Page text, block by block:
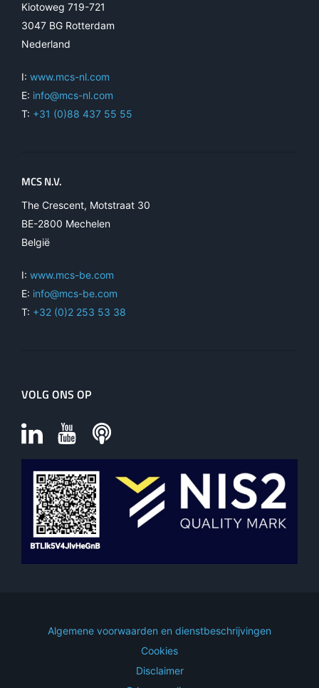
Kiotoweg 719-721
3047 BG Rotterdam
Nederland
I: www.mcs-nl.com
E: info@mcs-nl.com
T: +31 (0)88 437 55 55
MCS N.V.
The Crescent, Motstraat 30
BE-2800 Mechelen
België
I: www.mcs-be.com
E: info@mcs-be.com
T: +32 (0)2 253 53 38
VOLG ONS OP
Algemene voorwaarden en dienstbeschrijvingen
Cookies
Disclaimer